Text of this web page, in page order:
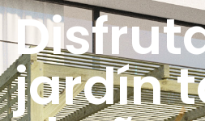
jardín